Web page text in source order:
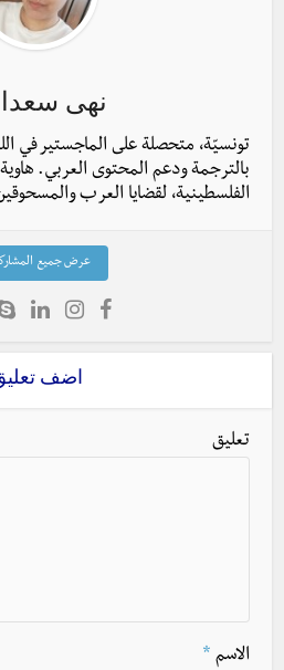
نهى
تونسيّة، متحصلة على الماجستير في
بالترجمة ودعم المحتوى العربي.
الفلسطينية، لقضايا العرب
عرض جميع
اضف
تعليق
الاسم *